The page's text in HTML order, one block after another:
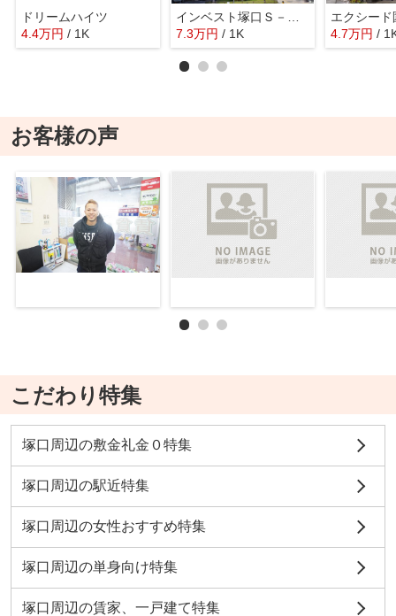
ドリームハイツ
4.4万円 / 1K
7.3万円 / 1K
エクシー
4.7万円 /
お客様の声
こだわり特集
塚口周辺の敷金礼金０特集
塚口周辺の駅近特集
塚口周辺の女性おすすめ特集
塚口周辺の単身向け特集
塚口周辺の賃家、一戸建て特集